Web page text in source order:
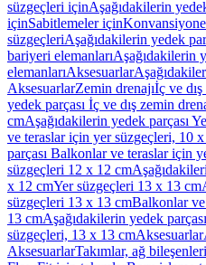
süzgeçleri içinAşağıdakilerin
içinSabitlemeler için
süzgeçleriAşağıdakilerin yedek
bariyeri elemanlarıAşağıdakilerin
elemanlarıAksesuarlar
AksesuarlarZemin drenajıİç ve
yedek parçası İç ve dış zemin
cmAşağıdakilerin yedek parçası
ve teraslar için yer süzgeçleri, 10
parçası Balkonlar ve teraslar için
süzgeçleri 12 x 12 cm
x 12 cmYer süzgeçleri 13 x 13 cm
süzgeçleri 13 x 13 cmBalkonlar
13 cmAşağıdakilerin yedek
süzgeçleri, 13 x 13 cmAksesuarlar
AksesuarlarTakımlar, ağ